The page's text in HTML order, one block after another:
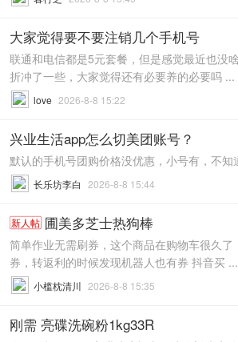
大家觉得要不要注销几个手机号
联通和电信都是5元套餐，但是感觉最近也没
折冲了一些，大家觉得还有必要养的必要吗 ...
love 2026-8-8 15:22
兴业生活app怎么切美团账号？
默认的手机号团购价格没优惠，小号有，不
长乐坊李白 2026-8-8 15:44
新人帖 圃美多芝士热狗棒
简单作业无需刷券，这个商品在购物车很久
券，转返利的时候发现机器人也有券 抖音买 ...
小槛枕清川 2026-8-8 15:35
刚需 亮碟洗碗粉1kg33R